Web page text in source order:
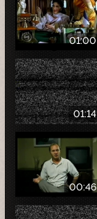
01:00
01:14
00:46